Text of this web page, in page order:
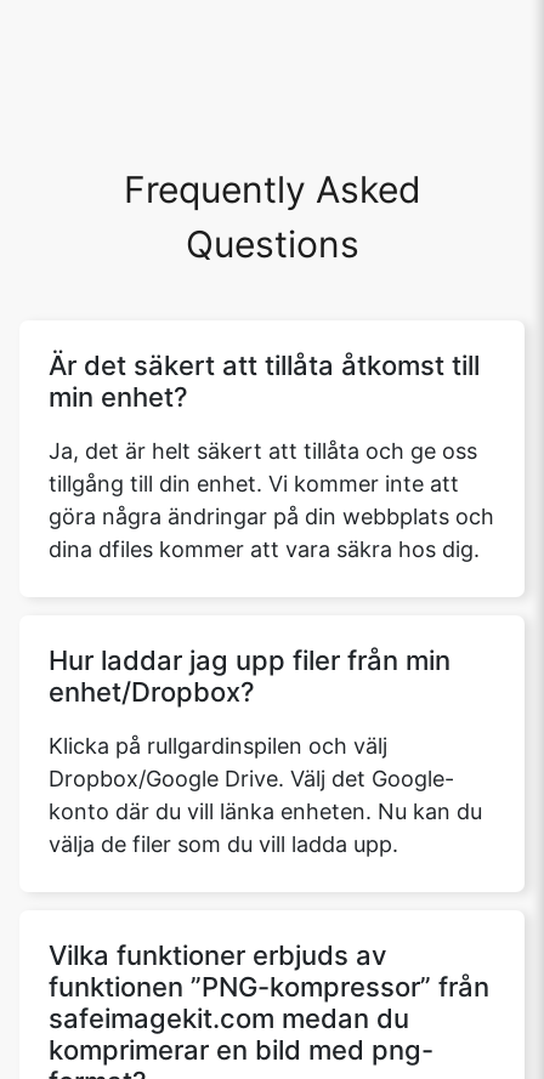
Frequently Asked
Questions
Är det säkert att tillåta åtkomst till
min enhet?
Ja, det är helt säkert att tillåta och ge oss
tillgång till din enhet. Vi kommer inte att
göra några ändringar på din webbplats och
dina dfiles kommer att vara säkra hos dig.
Hur laddar jag upp filer från min
enhet/Dropbox?
Klicka på rullgardinspilen och välj
Dropbox/Google Drive. Välj det Google-
konto där du vill länka enheten. Nu kan du
välja de filer som du vill ladda upp.
Vilka funktioner erbjuds av
funktionen ”PNG-kompressor” från
safeimagekit.com medan du
komprimerar en bild med png-